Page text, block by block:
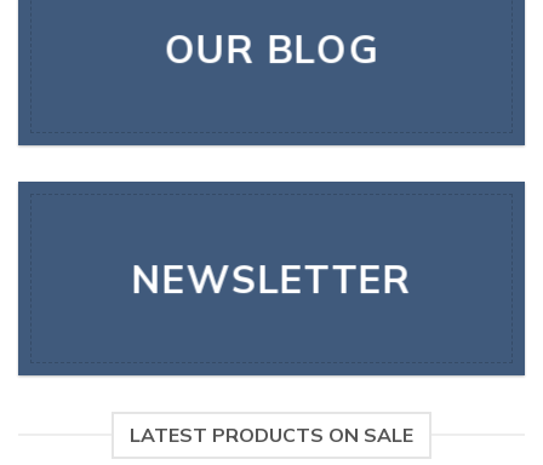
OUR BLOG
NEWSLETTER
LATEST PRODUCTS ON SALE